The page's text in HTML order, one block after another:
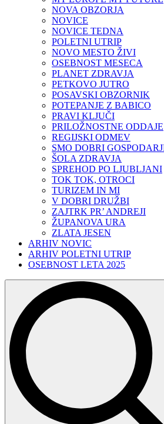
NOVA OBZORJA
NOVICE
NOVICE TEDNA
POLETNI UTRIP
NOVO MESTO ŽIVI
OSEBNOST MESECA
PLANET ZDRAVJA
PETKOVO JUTRO
POSAVSKI OBZORNIK
POTEPANJE Z BABICO
PRAVI KLJUČI
PRILOŽNOSTNE ODDAJE
REGIJSKI ODMEV
SMO DOBRI
ŠOLA ZDRAVJA
SPREHOD PO LJUBLJANI
TOK TOK, OTROCI
TURIZEM IN MI
V DOBRI DRUŽBI
ZAJTRK PR’ ANDREJI
ŽUPANOVA URA
ZLATA JESEN
ARHIV NOVIC
ARHIV POLETNI UTRIP
OSEBNOST LETA 2025